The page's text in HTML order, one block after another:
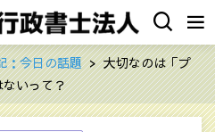
：今日の話題
大切なのは「プ
いって？